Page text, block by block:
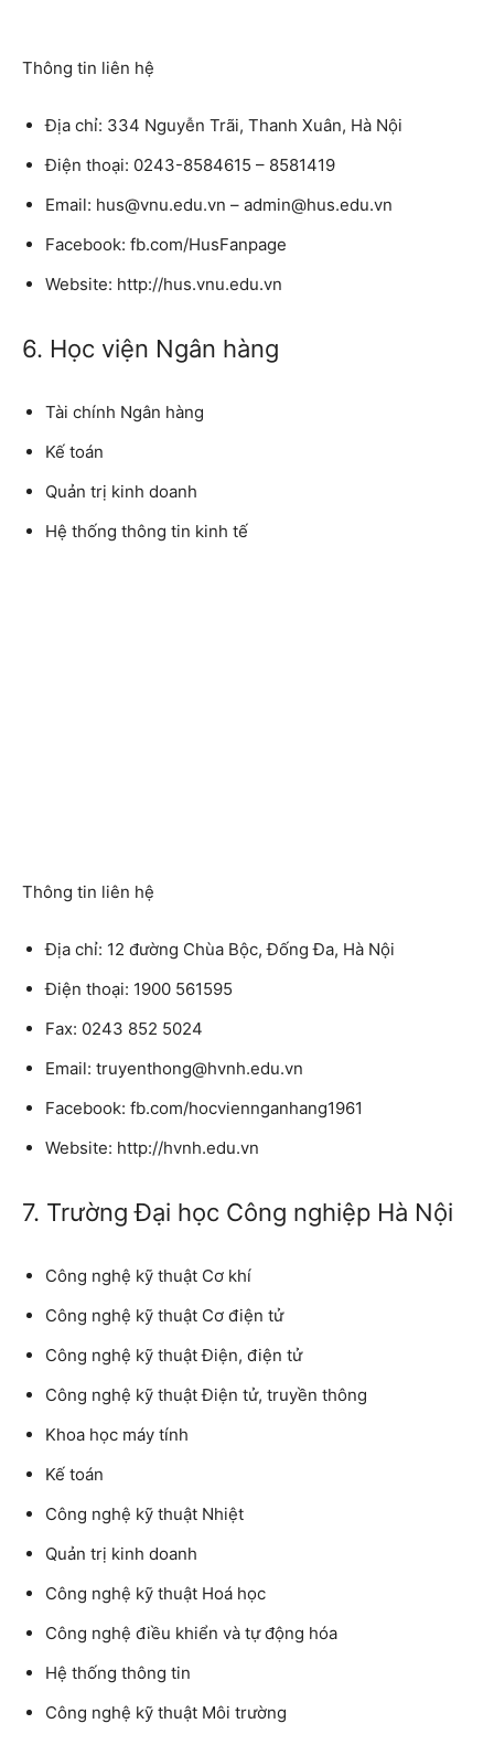
Thông tin liên hệ
Địa chỉ: 334 Nguyễn Trãi, Thanh Xuân, Hà Nội
Điện thoại: 0243-8584615 – 8581419
Email: hus@vnu.edu.vn – admin@hus.edu.vn
Facebook: fb.com/HusFanpage
Website: http://hus.vnu.edu.vn
6. Học viện Ngân hàng
Tài chính Ngân hàng
Kế toán
Quản trị kinh doanh
Hệ thống thông tin kinh tế
Thông tin liên hệ
Địa chỉ: 12 đường Chùa Bộc, Đống Đa, Hà Nội
Điện thoại: 1900 561595
Fax: 0243 852 5024
Email: truyenthong@hvnh.edu.vn
Facebook: fb.com/hocviennganhang1961
Website: http://hvnh.edu.vn
7. Trường Đại học Công nghiệp Hà Nội
Công nghệ kỹ thuật Cơ khí
Công nghệ kỹ thuật Cơ điện tử
Công nghệ kỹ thuật Điện, điện tử
Công nghệ kỹ thuật Điện tử, truyền thông
Khoa học máy tính
Kế toán
Công nghệ kỹ thuật Nhiệt
Quản trị kinh doanh
Công nghệ kỹ thuật Hoá học
Công nghệ điều khiển và tự động hóa
Hệ thống thông tin
Công nghệ kỹ thuật Môi trường